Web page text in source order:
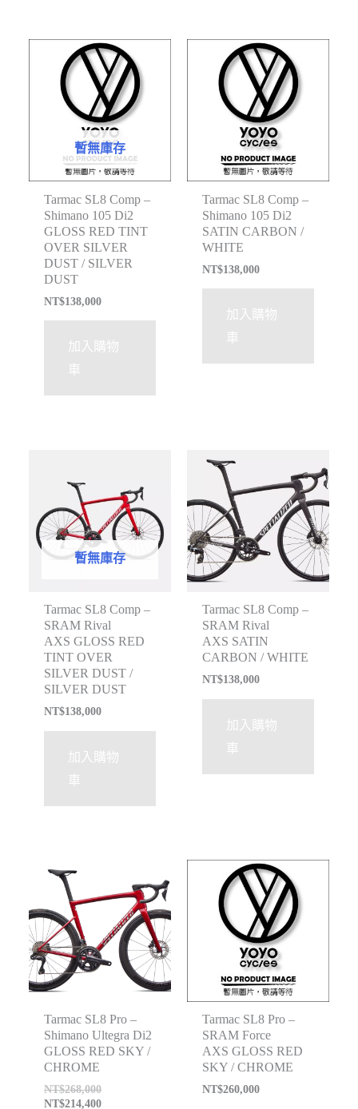
暫無庫存
Tarmac SL8 Comp –
Shimano 105 Di2
GLOSS RED TINT
OVER SILVER
DUST / SILVER
DUST
NT$138,000
加入購物
車
Tarmac SL8 Comp –
Shimano 105 Di2
SATIN CARBON /
WHITE
NT$138,000
加入購物
車
暫無庫存
Tarmac SL8 Comp –
SRAM Rival
AXS GLOSS RED
TINT OVER
SILVER DUST /
SILVER DUST
NT$138,000
加入購物
車
Tarmac SL8 Comp –
SRAM Rival
AXS SATIN
CARBON / WHITE
NT$138,000
加入購物
車
Tarmac SL8 Pro –
Shimano Ultegra Di2
GLOSS RED SKY /
CHROME
NT$268,000
NT$214,400
Tarmac SL8 Pro –
SRAM Force
AXS GLOSS RED
SKY / CHROME
NT$260,000